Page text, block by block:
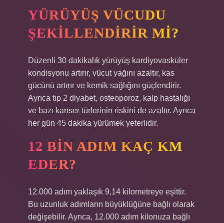
YÜRÜYÜŞ VÜCUDU
ŞEKILLENDIRIR MI?
Düzenli 30 dakikalık yürüyüş kardiyovasküler
kondisyonu artırır, vücut yağını azaltır, kas
gücünü artırır ve kemik sağlığını güçlendirir.
Ayrıca tip 2 diyabet, osteoporoz, kalp hastalığı
ve bazı kanser türlerinin riskini de azaltır. Ayrıca
her gün 45 dakika yürümek yeterlidir.
12 BIN ADIM KAÇ KM
EDER?
12.000 adım yaklaşık 9,14 kilometreye eşittir.
Bu uzunluk adımların büyüklüğüne bağlı olarak
değişebilir. Ayrıca, 12.000 adım kilonuza bağlı